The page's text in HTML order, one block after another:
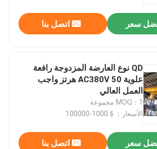
سعر اتصل بنا
QD نوع العارضة المزدوجة رافعة
علوية AC380V 50 هرتز واجب
العمل العالي
MOQ：1 مجموعة
الأسعار：＄1000-100000
سعر اتصل بنا